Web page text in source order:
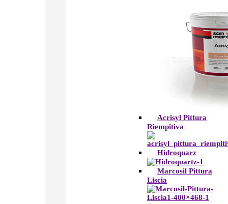
Acrisyl Pittura
Riempitiva
Hidroquarz
Marcosil Pittura
Liscia